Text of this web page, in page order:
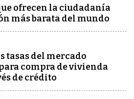
ofrecen la ciudadanía
más barata del mundo
tasas del mercado
compra de vivienda
de crédito